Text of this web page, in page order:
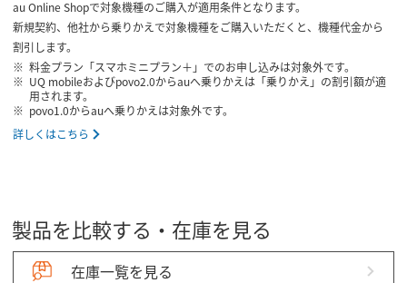
au Online Shopで対象機種のご購入が適用条件となります。
新規契約、他社から乗りかえで対象機種をご購入いただくと、機種代金から
割引します。
料金プラン「スマホミニプラン＋」でのお申し込みは対象外です。
UQ mobileおよびpovo2.0からauへ乗りかえは「乗りかえ」の割引額が適
用されます。
povo1.0からauへ乗りかえは対象外です。
詳しくはこちら
製品を比較する・在庫を見る
在庫一覧を見る